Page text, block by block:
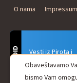
O nama
Impressum
Vesti iz Pirota i
Naxi Plus
Uvek u Vašem
ANDROID Obaveštavamo
bismo Vam